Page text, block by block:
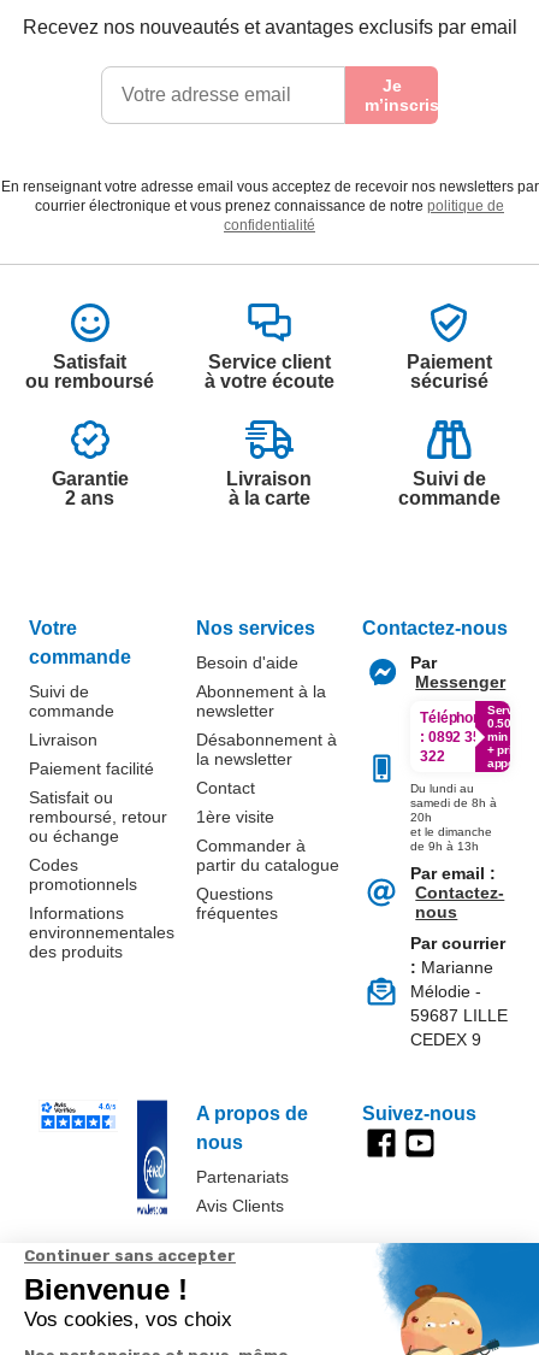
Recevez nos nouveautés et avantages exclusifs par email
Je
m’inscris
En renseignant votre adresse email vous acceptez de recevoir nos newsletters par
courrier électronique et vous prenez connaissance de notre politique de
confidentialité
Satisfait
ou remboursé
Service client
à votre écoute
Paiement
sécurisé
Garantie
2 ans
Livraison
à la carte
Suivi de
commande
Votre
commande
Suivi de
commande
Livraison
Paiement facilité
Satisfait ou
remboursé, retour
ou échange
Codes
promotionnels
Informations
environnementales
des produits
Nos services
Besoin d'aide
Abonnement à la
newsletter
Désabonnement à
la newsletter
Contact
1ère visite
Commander à
partir du catalogue
Questions
fréquentes
A propos de
nous
Partenariats
Avis Clients
Contactez-nous
Par
Messenger
Téléphone
: 0892 350
322
Service
0.50€ /
min
+ prix
appel
Du lundi au
samedi de 8h à
20h
et le dimanche
de 9h à 13h
Par email :
Contactez-
nous
Par courrier
: Marianne
Mélodie -
59687 LILLE
CEDEX 9
Suivez-nous
Données
personnelles et
cookies
Paramétrer
les cookies
Conditions
générales de